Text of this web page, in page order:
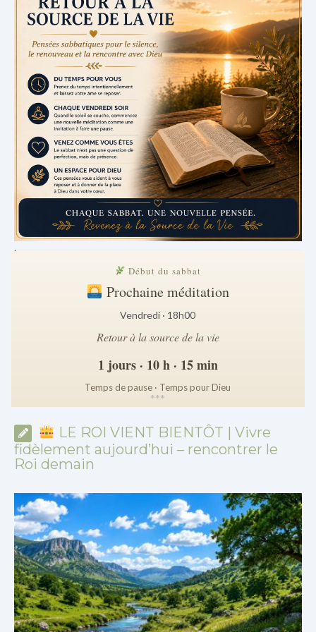
.
Début du sabbat
Prochaine méditation
Vendredi · 18h00
Retour à la source de la vie
1 jours · 10 h · 15 min
Temps de pause · Temps pour Dieu
***
LE ROI VIENT BIENTÔT | Vivre
fidèlement aujourd’hui – rencontrer le
Roi demain